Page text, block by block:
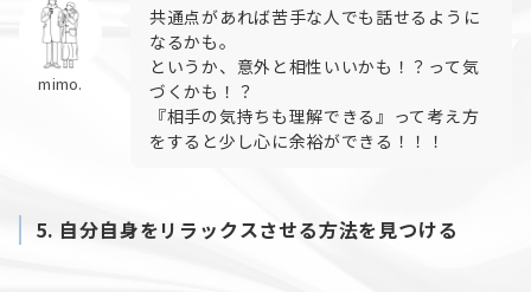
mimo.
共通点があれば苦手な人でも話せるように
なるかも。
というか、意外と相性いいかも！？って気
づくかも！？
『相手の気持ちも理解できる』って考え方
をすると少し心に余裕ができる！！！
5. 自分自身をリラックスさせる方法を見つける